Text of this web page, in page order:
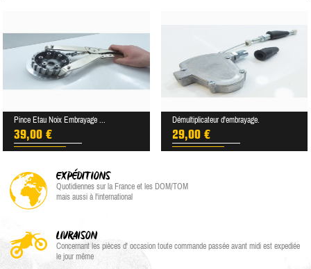
Pince Etau Noix Embrayage ...
39,00 €
Démultiplicateur d'embrayage.
29,00 €
EXPÉDITIONS
Quotidiennes sur la France et les DOM/TOM
mais aussi à l'international
LIVRAISON
Concernant les pièces d' occasion toute commande passée avant midi est expediée
le jour même